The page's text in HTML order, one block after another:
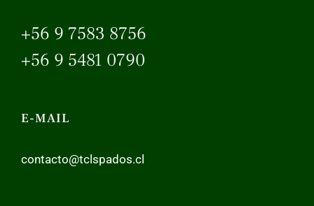
+56 9 7583 8756
+56 9 5481 0790
E-MAIL
contacto@tclspados.cl